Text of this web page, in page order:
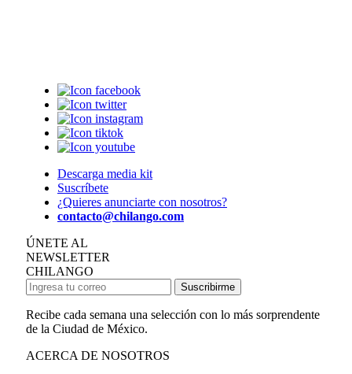
Descarga media kit
Suscríbete
¿Quieres anunciarte con nosotros?
contacto@chilango.com
ÚNETE AL
NEWSLETTER
CHILANGO
Suscribirme
Recibe cada semana una selección con lo más sorprendente
de la Ciudad de México.
ACERCA DE NOSOTROS